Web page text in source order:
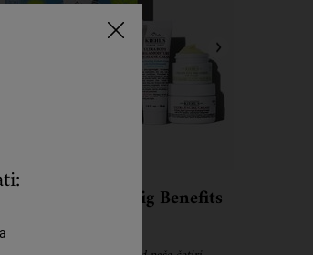
Mini Moistures, Big Benefits